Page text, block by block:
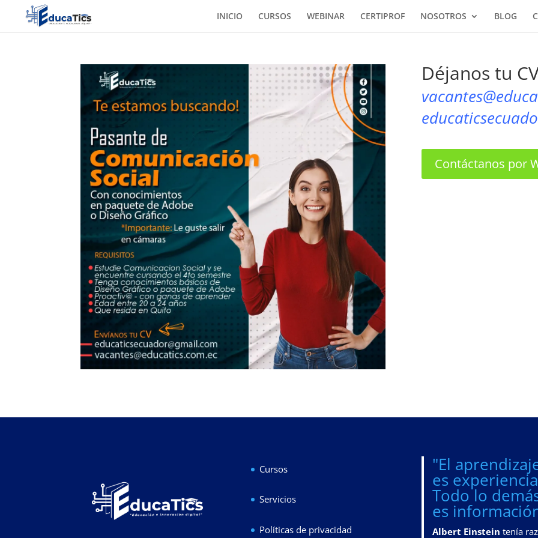
INICIO CURSOS WEBINAR CERTIPROF NOSOTROS BLOG
Déjanos tu
Contáctanos por
Cursos
Servicios
Políticas de privacidad
"El
es
Todo lo
es
Albert Einstein tenía